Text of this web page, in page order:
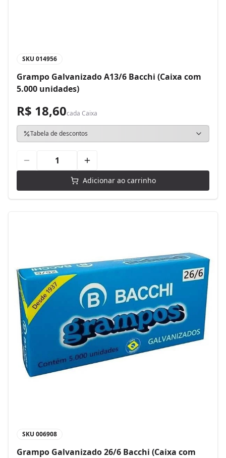
SKU 014956
Grampo Galvanizado A13/6 Bacchi (Caixa com
5.000 unidades)
R$ 18,60cada Caixa
Tabela de descontos
Adicionar ao carrinho
SKU 006908
Grampo Galvanizado 26/6 Bacchi (Caixa com